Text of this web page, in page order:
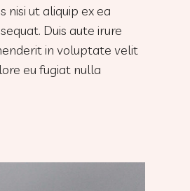
nisi ut aliquip ex ea
Duis aute irure
in voluptate velit
eu fugiat nulla